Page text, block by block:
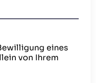
eines
von Ihrem